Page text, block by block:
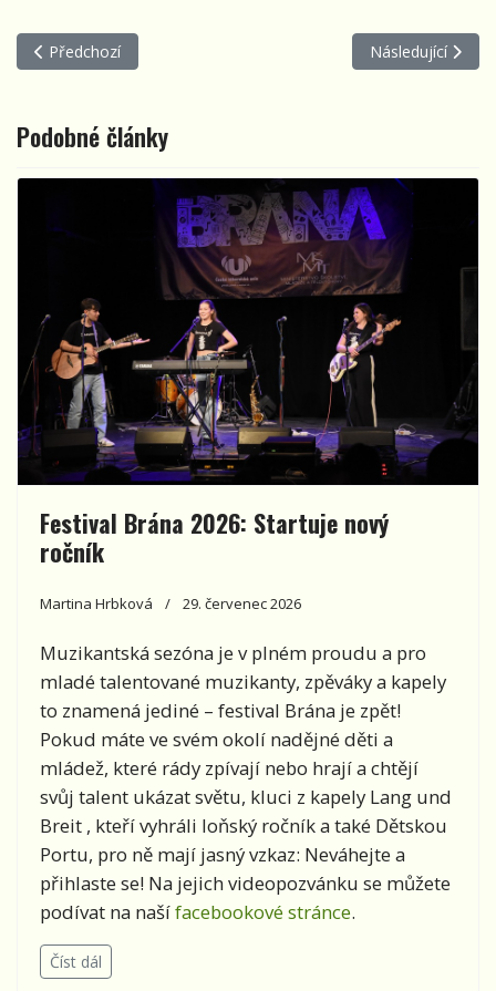
Předchozí článek: Patnáct let Porty v Tyjátru
Předchozí Další článek:
Následující
Podobné články
Festival Brána 2026: Startuje nový
ročník
Martina Hrbková 29. červenec 2026
Muzikantská sezóna je v plném proudu a pro
mladé talentované muzikanty, zpěváky a kapely
to znamená jediné – festival Brána je zpět!
Pokud máte ve svém okolí nadějné děti a
mládež, které rády zpívají nebo hrají a chtějí
svůj talent ukázat světu, kluci z kapely Lang und
Breit , kteří vyhráli loňský ročník a také Dětskou
Portu, pro ně mají jasný vzkaz: Neváhejte a
přihlaste se! Na jejich videopozvánku se můžete
podívat na našífacebookové stránce.
Číst dál